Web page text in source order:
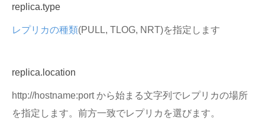
replica.type
レプリカの種類(PULL, TLOG, NRT)を指定します
replica.location
http://hostname:port から始まる文字列でレプリカの場所
を指定します。前方一致でレプリカを選びます。